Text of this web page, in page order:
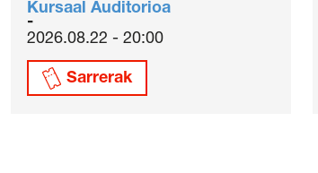
Kursaal Auditorioa
2026.08.22 - 20:00
Sarrerak